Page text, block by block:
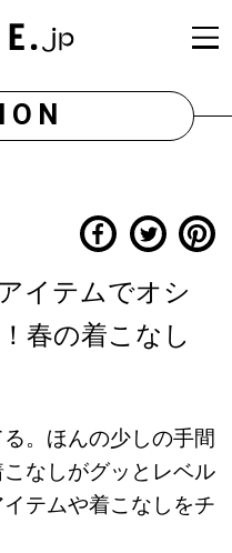
イテムでオシ
春の着こなし
。ほんの少しの手間
なしがグッとレベル
テムや着こなしをチ